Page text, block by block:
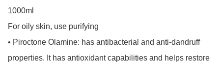
1000ml
For oily skin, use purifying
• Piroctone Olamine: has antibacterial and anti-dandruff
properties. It has antioxidant capabilities and helps restore